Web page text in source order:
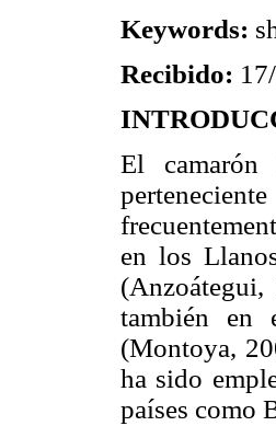
Keywords:
Recibido:
El camarón
en los
también en
(Montoya,
ha sido
países como